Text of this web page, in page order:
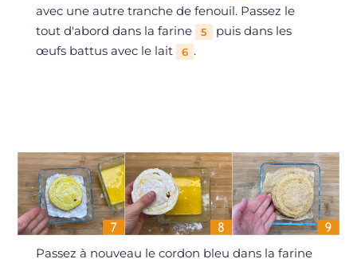
avec une autre tranche de fenouil. Passez le
tout d'abord dans la farine
5
puis dans les
œufs battus avec le lait
6 .
Passez à nouveau le cordon bleu dans la farine